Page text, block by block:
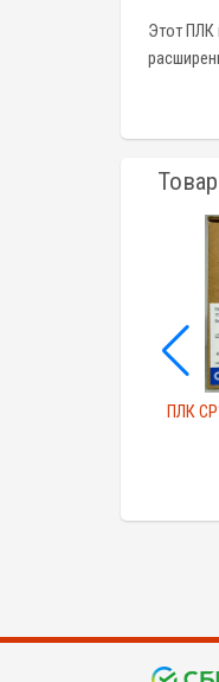
Этот ПЛК
ПЛК